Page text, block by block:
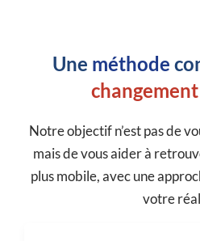
Une méthode
Notre objectif n’est pas de
mais de vous aider à
plus mobile, avec une
votre